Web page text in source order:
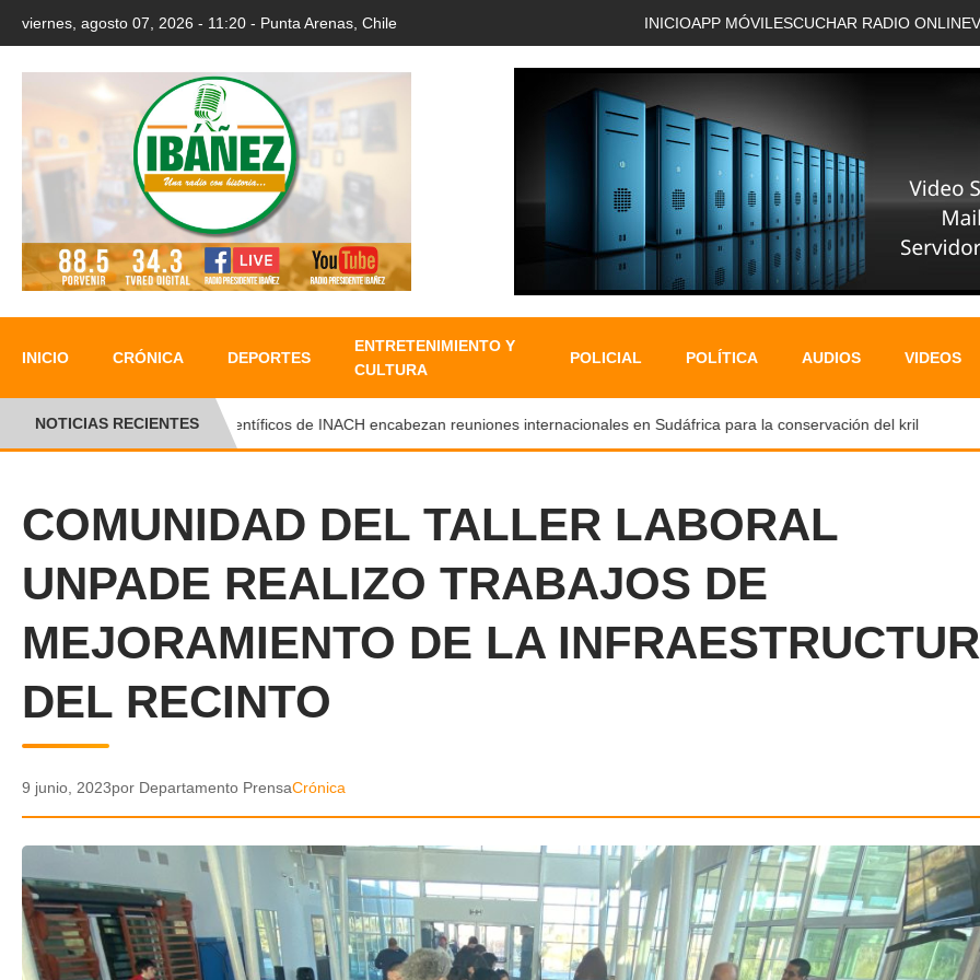
viernes, agosto 07, 2026 - 11:20 - Punta Arenas, Chile INICIOAPP MÓVIL ESCUCHAR RADIO ONLINE
INICIO CRÓNICA DEPORTES
ENTRETENIMIENTO Y
CULTURA
POLICIAL POLÍTICA AUDIOS VIDEOS
NOTICIAS RECIENTESCientíficos de INACH encabezan reuniones internacionales en Sudáfrica para la conservación del kril
COMUNIDAD DEL TALLER LABORAL
UNPADE REALIZO TRABAJOS DE
MEJORAMIENTO DE LA
DEL RECINTO
9 junio, 2023por Departamento PrensaCrónica